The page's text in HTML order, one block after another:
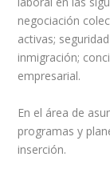
negociación
activas;
inmigración;
empresarial.
En el área de
programas y
inserción.